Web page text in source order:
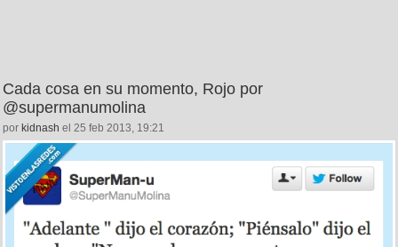
Cada cosa en su momento, Rojo por
@supermanumolina
por kidnash el 25 feb 2013, 19:21